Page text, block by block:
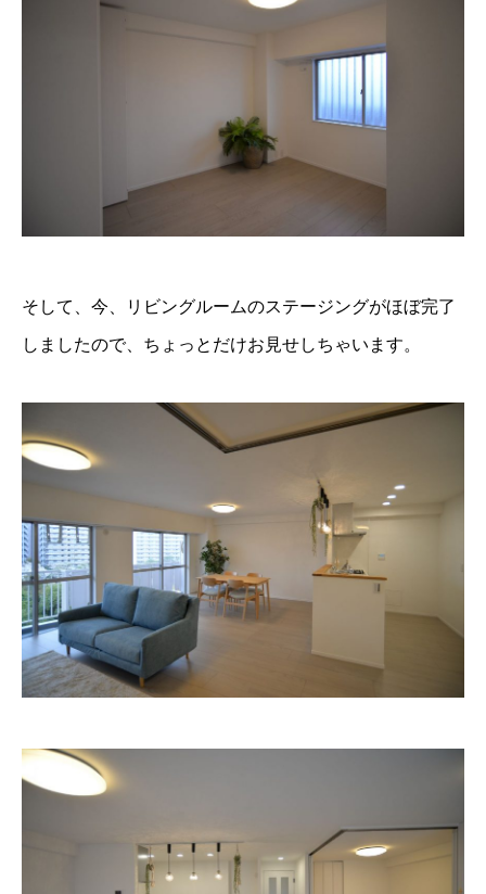
そして、今、リビングルームのステージングがほぼ完了
しましたので、ちょっとだけお見せしちゃいます。